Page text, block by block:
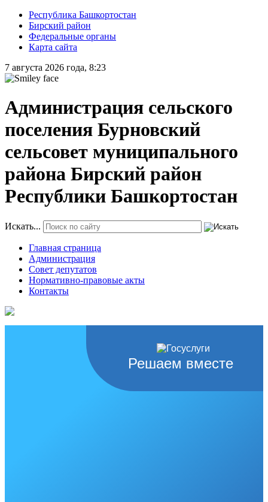
Республика Башкортостан
Бирский район
Федеральные органы
Карта сайта
7 августа 2026 года, 8:23
Администрация сельского
поселения Бурновский
сельсовет муниципального
района Бирский район
Республики Башкортостан
Искать...
Главная страница
Администрация
Совет депутатов
Нормативно-правовые акты
Контакты
Решаем вместе